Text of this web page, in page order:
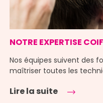
NOTRE EXPERTISE
Nos équipes suivent des
maîtriser toutes les
Lire la suite